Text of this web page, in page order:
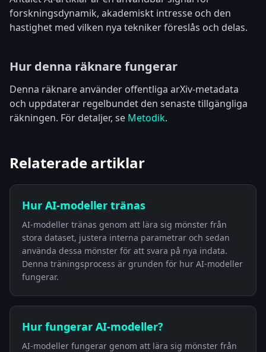
forskningsdynamik, akademiskt intresse och den
hastighet med vilken nya tekniker föreslås och delas.
Hur denna räknare fungerar
Denna räknare använder offentliga arXiv-metadata
och uppdaterar regelbundet den senaste tillgängliga
räkningen. För detaljer, se Metodik.
Relaterade artiklar
Hur AI-modeller tränas
AI-modeller tränas genom att lära sig mönster från
stora dataset, justera interna parametrar och sedan
använda dessa mönster för att svara på nya indata.
Denna träningsprocess är grunden för hur AI-modeller
fungerar.
Hur fungerar AI-modeller?
AI-modeller fungerar genom att lära sig mönster från